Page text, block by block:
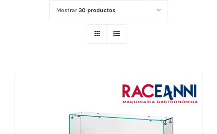
Mostrar30 productos